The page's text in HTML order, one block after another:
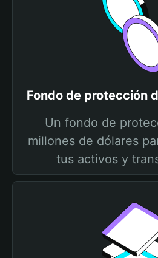
Fondo de protección
Un fondo de
millones de dólares
tus activos y